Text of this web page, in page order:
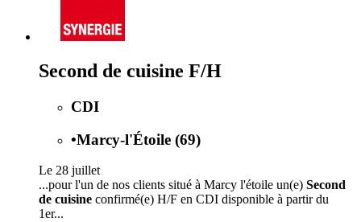
Second de cuisine F/H
CDI
•Marcy-l'Étoile (69)
Le 28 juillet
...pour l'un de nos clients situé à Marcy l'étoile un(e) Second
de cuisine confirmé(e) H/F en CDI disponible à partir du
1er...